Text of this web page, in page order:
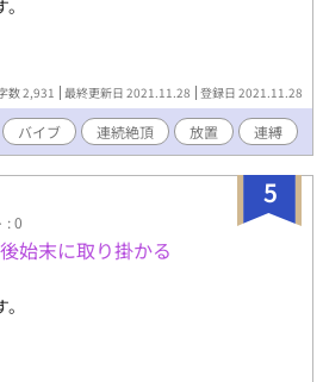
数 2,931 最終更新日 2021.11.28 登録日 2021.11.28
バイブ 連続絶頂 放置 連縛
5
: 0
始末に取り掛かる